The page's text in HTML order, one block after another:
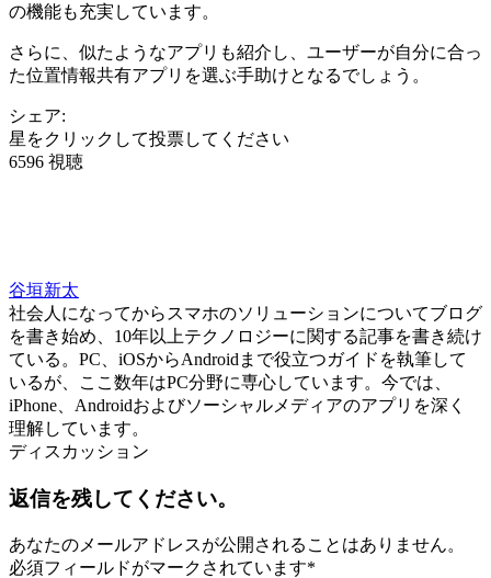
の機能も充実しています。
さらに、似たようなアプリも紹介し、ユーザーが自分に合っ
た位置情報共有アプリを選ぶ手助けとなるでしょう。
シェア:
星をクリックして投票してください
6596 視聴
谷垣新太
社会人になってからスマホのソリューションについてブログ
を書き始め、10年以上テクノロジーに関する記事を書き続け
ている。PC、iOSからAndroidまで役立つガイドを執筆して
いるが、ここ数年はPC分野に専心しています。今では、
iPhone、Androidおよびソーシャルメディアのアプリを深く
理解しています。
ディスカッション
返信を残してください。
あなたのメールアドレスが公開されることはありません。
必須フィールドがマークされています*